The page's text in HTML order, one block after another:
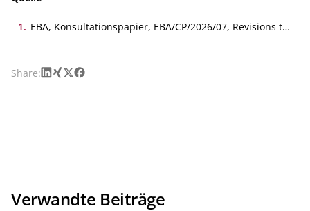
1. EBA, Konsultationspapier, EBA/CP/2026/07, Revisions to
Share:LinkedIn
Xing
X Facebook
Verwandte Beiträge